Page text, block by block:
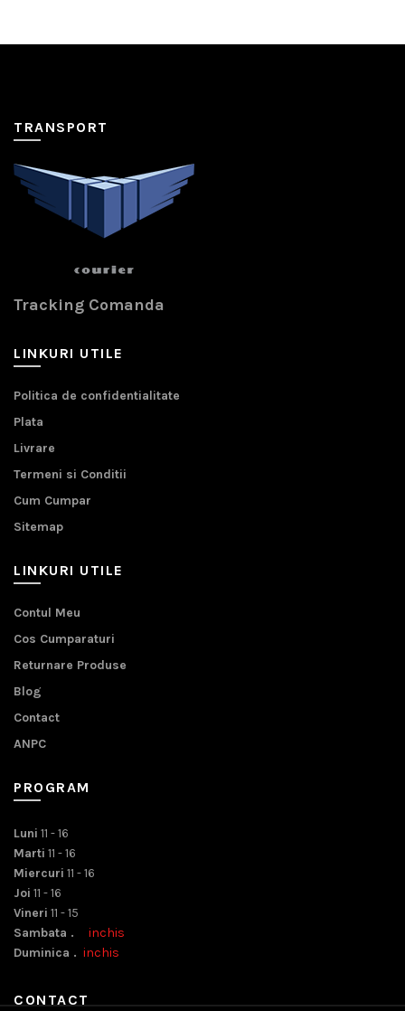
TRANSPORT
Tracking Comanda
LINKURI UTILE
Politica de confidentialitate
Plata
Livrare
Termeni si Conditii
Cum Cumpar
Sitemap
LINKURI UTILE
Contul Meu
Cos Cumparaturi
Returnare Produse
Blog
Contact
ANPC
PROGRAM
Luni 11 - 16
Marti 11 - 16
Miercuri 11 - 16
Joi 11 - 16
Vineri 11 - 15
Sambata . inchis
Duminica . inchis
CONTACT